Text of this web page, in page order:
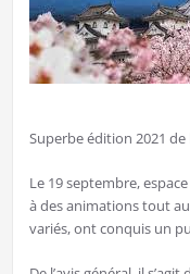
Superbe édition 2021
Le 19 septembre,
à des animations tout
variés, ont conquis un